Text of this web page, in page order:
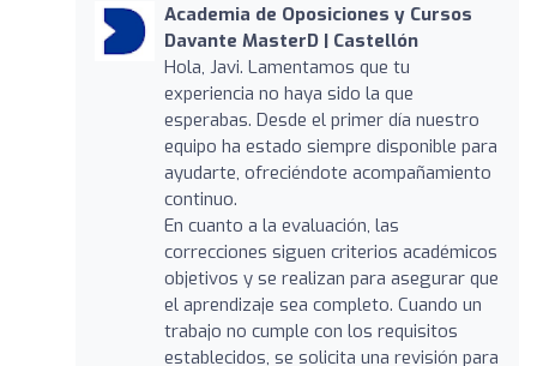
Academia de Oposiciones y Cursos
Davante MasterD | Castellón
Hola, Javi. Lamentamos que tu
experiencia no haya sido la que
esperabas. Desde el primer día nuestro
equipo ha estado siempre disponible para
ayudarte, ofreciéndote acompañamiento
continuo.
En cuanto a la evaluación, las
correcciones siguen criterios académicos
objetivos y se realizan para asegurar que
el aprendizaje sea completo. Cuando un
trabajo no cumple con los requisitos
establecidos, se solicita una revisión para